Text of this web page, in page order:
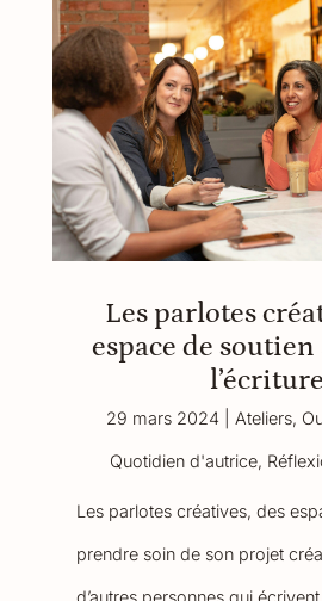
Les parlotes
espace de
l’écriture
29 mars 2024| Ateliers,
Quotidien d'autrice,
Les parlotes créatives, des
prendre soin de son projet